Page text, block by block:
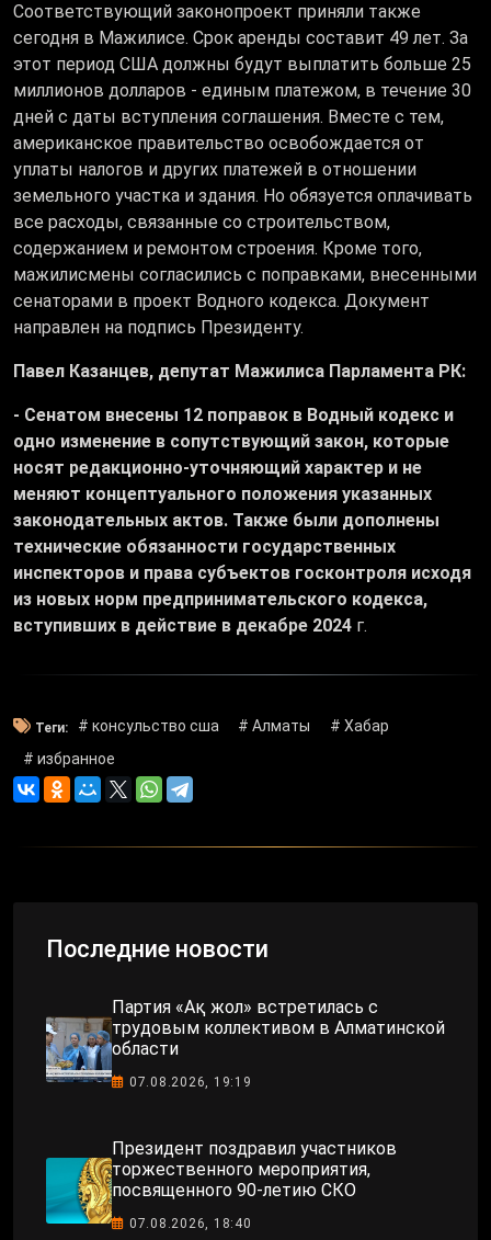
Соответствующий законопроект приняли также
сегодня в Мажилисе. Срок аренды составит 49 лет. За
этот период США должны будут выплатить больше 25
миллионов долларов - единым платежом, в течение 30
дней с даты вступления соглашения. Вместе с тем,
американское правительство освобождается от
уплаты налогов и других платежей в отношении
земельного участка и здания. Но обязуется оплачивать
все расходы, связанные со строительством,
содержанием и ремонтом строения. Кроме того,
мажилисмены согласились с поправками, внесенными
сенаторами в проект Водного кодекса. Документ
направлен на подпись Президенту.
Павел Казанцев, депутат Мажилиса Парламента РК:
- Сенатом внесены 12 поправок в Водный кодекс и
одно изменение в сопутствующий закон, которые
носят редакционно-уточняющий характер и не
меняют концептуального положения указанных
законодательных актов. Также были дополнены
технические обязанности государственных
инспекторов и права субъектов госконтроля исходя
из новых норм предпринимательского кодекса,
вступивших в действие в декабре 2024 г.
Теги: # консульство сша # Алматы
# Хабар
# избранное
Последние новости
Партия «Ақ жол» встретилась с
трудовым коллективом в Алматинской
области
07.08.2026, 19:19
Президент поздравил участников
торжественного мероприятия,
посвященного 90-летию СКО
07.08.2026, 18:40